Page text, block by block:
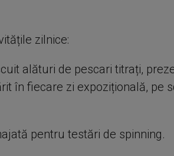
zilnice:
alături de pescari titrați,
în fiecare zi expozițională, pe
pentru testări de spinning.